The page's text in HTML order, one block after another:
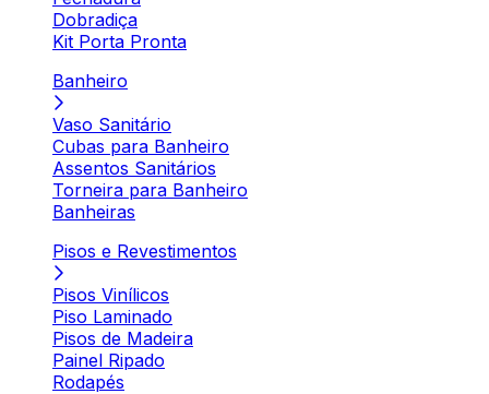
Dobradiça
Kit Porta Pronta
Banheiro
Vaso Sanitário
Cubas para Banheiro
Assentos Sanitários
Torneira para Banheiro
Banheiras
Pisos e Revestimentos
Pisos Vinílicos
Piso Laminado
Pisos de Madeira
Painel Ripado
Rodapés